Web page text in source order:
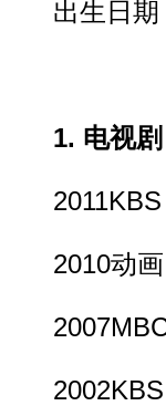
出生日期
1. 电视剧
2011KBS
2010动画
2007MBC
2002KBS